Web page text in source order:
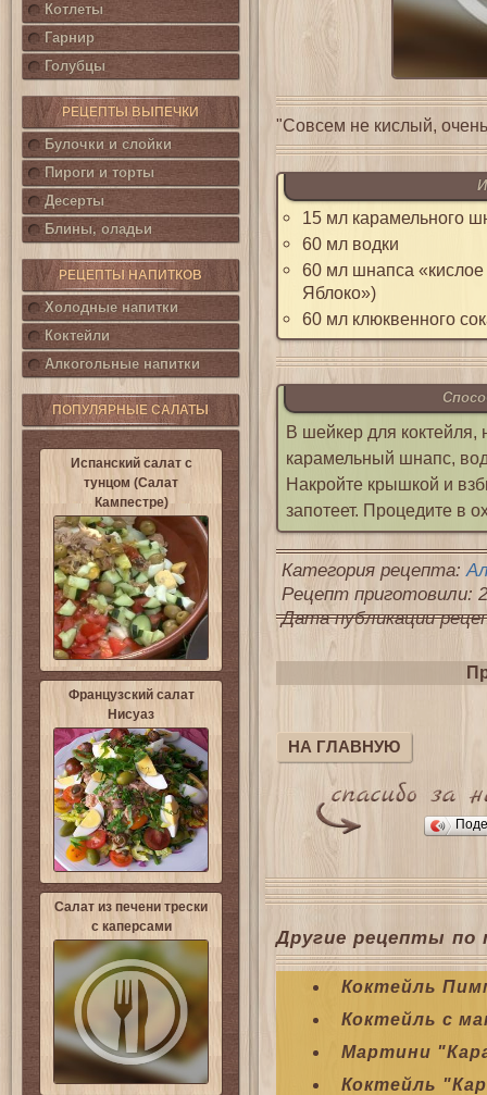
Котлеты
Гарнир
Голубцы
РЕЦЕПТЫ ВЫПЕЧКИ
Булочки и слойки
Пироги и торты
Десерты
Блины, оладьи
РЕЦЕПТЫ НАПИТКОВ
Холодные напитки
Коктейли
Алкогольные напитки
ПОПУЛЯРНЫЕ САЛАТЫ
Испанский салат с
тунцом (Салат
Кампестре)
Французский салат
Нисуаз
Салат из печени трески
с каперсами
"Совсем не кислый,
15 мл карамельного
60 мл водки
60 мл шнапса
Яблоко»)
60 мл клюквенного
В шейкер для
карамельный шнапс,
Накройте крышкой и
запотеет. Процедите в
Категория рецепта:
Рецепт приготовили:
Дата публикации
НА ГЛАВНУЮ
Другие рецепты по
Коктейль
Коктейль с
Мартини
Коктейль